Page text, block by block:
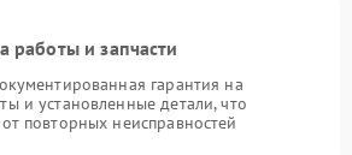
работы и запчасти
гарантия на
и установленные детали, что
повторных неисправностей